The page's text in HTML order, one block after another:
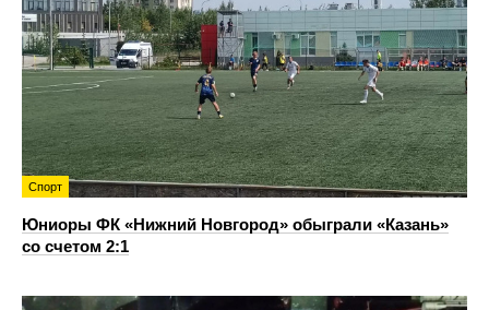
Спорт
Юниоры ФК «Нижний Новгород» обыграли «Казань»
со счетом 2:1